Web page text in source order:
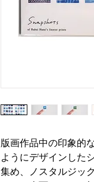
版画作品中の印象的
ようにデザインした
集め、ノスタルジッ